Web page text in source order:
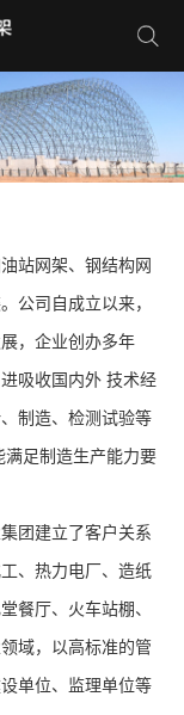
站网架、钢结构网
公司自成立以来，
，企业创办多年
吸收国内外 技术经
制造、检测试验等
满足制造生产能力要
团建立了客户关系
、热力电厂、造纸
餐厅、火车站棚、
域，以高标准的管
单位、监理单位等